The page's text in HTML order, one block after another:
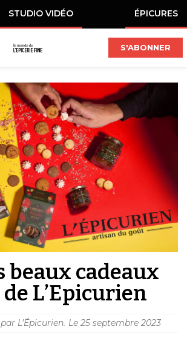
STUDIO VIDÉO ÉPICURES
S'ABONNER
beaux cadeaux
L’Epicurien
L’Épicurien. Le 25 septembre 2023